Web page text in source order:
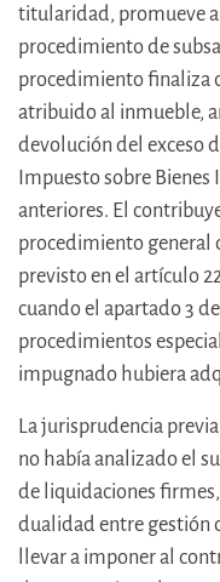
titularidad, promueve
procedimiento de
procedimiento finaliza
atribuido al inmueble,
devolución del exceso
Impuesto sobre
anteriores. El
procedimiento general
previsto en el artículo
cuando el apartado 3
procedimientos
impugnado hubiera
La jurisprudencia
no había analizado el
de liquidaciones
dualidad entre gestión
llevar a imponer al